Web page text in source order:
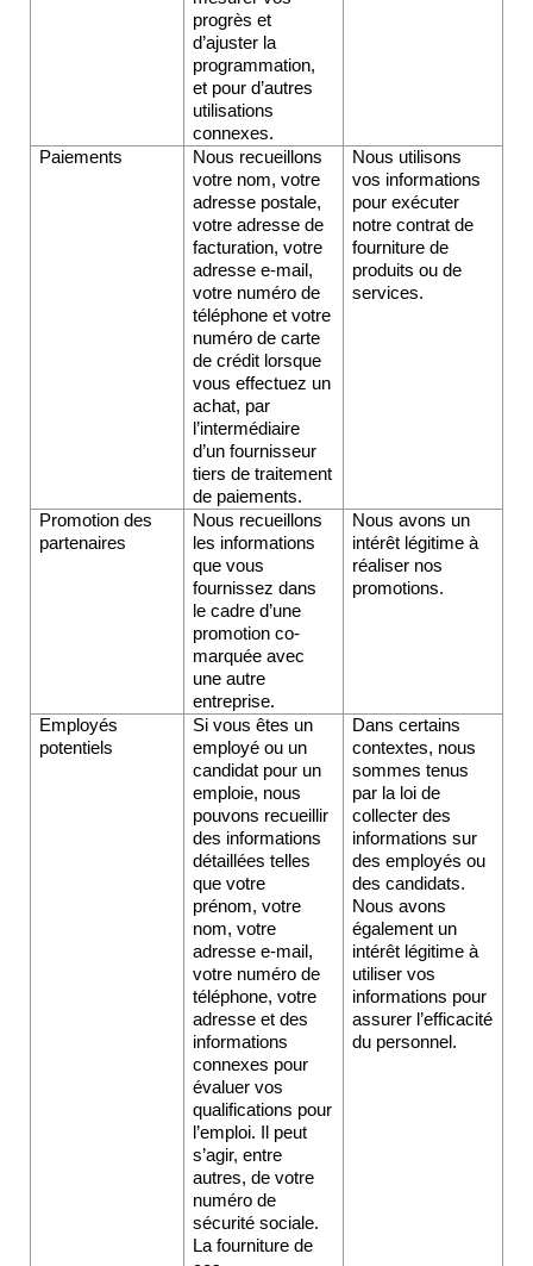
progrès et
d’ajuster la
programmation,
et pour d’autres
utilisations
connexes.
Paiements
Nous recueillons
votre nom, votre
adresse postale,
votre adresse de
facturation, votre
adresse e-mail,
votre numéro de
téléphone et votre
numéro de carte
de crédit lorsque
vous effectuez un
achat, par
l’intermédiaire
d’un fournisseur
tiers de traitement
de paiements.
Nous utilisons
vos informations
pour exécuter
notre contrat de
fourniture de
produits ou de
services.
Promotion des
partenaires
Nous recueillons
les informations
que vous
fournissez dans
le cadre d’une
promotion co-
marquée avec
une autre
entreprise.
Nous avons un
intérêt légitime à
réaliser nos
promotions.
Employés
potentiels
Si vous êtes un
employé ou un
candidat pour un
emploie, nous
pouvons recueillir
des informations
détaillées telles
que votre
prénom, votre
nom, votre
adresse e-mail,
votre numéro de
téléphone, votre
adresse et des
informations
connexes pour
évaluer vos
qualifications pour
l’emploi. Il peut
s’agir, entre
autres, de votre
numéro de
sécurité sociale.
La fourniture de
Dans certains
contextes, nous
sommes tenus
par la loi de
collecter des
informations sur
des employés ou
des candidats.
Nous avons
également un
intérêt légitime à
utiliser vos
informations pour
assurer l’efficacité
du personnel.